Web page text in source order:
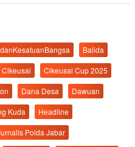
Balida
Cikeusal
Cikeusal Cup 2025
Dana Desa
Dawuan
Kuda
Headline
Polda Jabar